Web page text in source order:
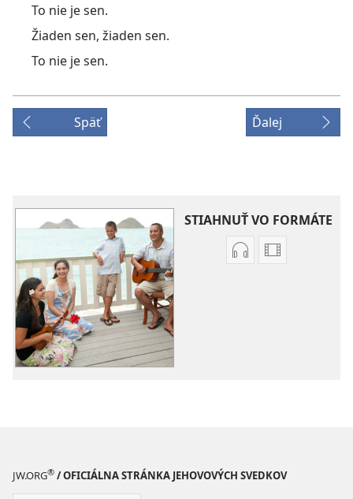
To nie je sen.
Žiaden sen, žiaden sen.
To nie je sen.
Späť Ďalej
STIAHNUŤ VO FORMÁTE
MožnostiMožnosti
JW.ORG® / OFICIÁLNA STRÁNKA JEHOVOVÝCH SVEDKOV